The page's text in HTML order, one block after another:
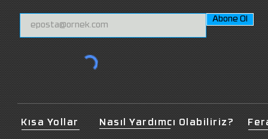
Abone Ol
Kısa Yollar Nasıl Yardımcı Olabiliriz?